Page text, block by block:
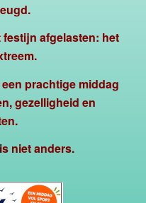
festijn afgelasten: het
prachtige middag
gezelligheid en
niet anders.